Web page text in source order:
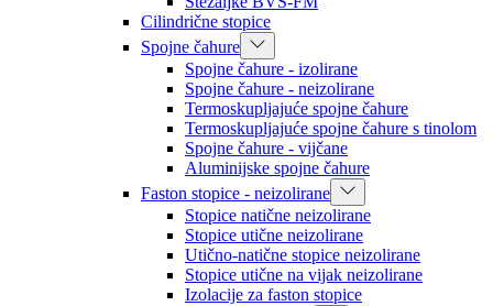
Cilindrične stopice
Spojne čahure
Spojne čahure - izolirane
Spojne čahure - neizolirane
Termoskupljajuće spojne čahure
Termoskupljajuće spojne čahure s tinolom
Spojne čahure - vijčane
Aluminijske spojne čahure
Faston stopice - neizolirane
Stopice natične neizolirane
Stopice utične neizolirane
Utično-natične stopice neizolirane
Stopice utične na vijak neizolirane
Izolacije za faston stopice